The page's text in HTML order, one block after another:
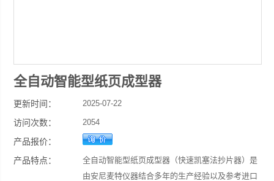
全自动智能型纸页成型器
更新时间： 2025-07-22
访问次数： 2054
产品报价：
产品特点：
全自动智能型纸页成型器（快速凯塞法抄片器）是
由安尼麦特仪器结合多年的生产经验以及参考进口